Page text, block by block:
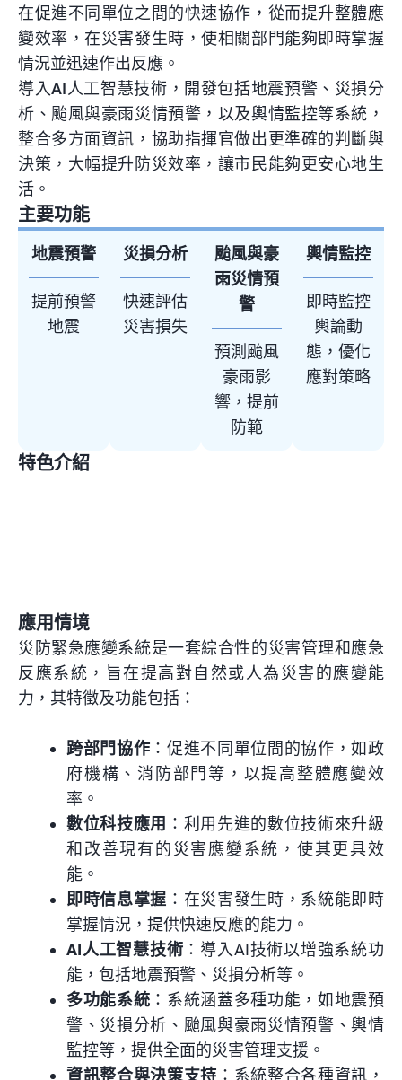
在促進不同單位之間的快速協作，從而提升整體應
變效率，在災害發生時，使相關部門能夠即時掌握
情況並迅速作出反應。
導入AI人工智慧技術，開發包括地震預警、災損分
析、颱風與豪雨災情預警，以及輿情監控等系統，
整合多方面資訊，協助指揮官做出更準確的判斷與
決策，大幅提升防災效率，讓市民能夠更安心地生
活。
主要功能
地震預警
提前預警
地震
災損分析
快速評估
災害損失
颱風與豪
雨災情預
警
預測颱風
豪雨影
響，提前
防範
輿情監控
即時監控
輿論動
態，優化
應對策略
特色介紹
應用情境
災防緊急應變系統是一套綜合性的災害管理和應急
反應系統，旨在提高對自然或人為災害的應變能
力，其特徵及功能包括：
跨部門協作 ：促進不同單位間的協作，如政
府機構、消防部門等，以提高整體應變效
率。
數位科技應用 ：利用先進的數位技術來升級
和改善現有的災害應變系統，使其更具效
能。
即時信息掌握 ：在災害發生時，系統能即時
掌握情況，提供快速反應的能力。
AI人工智慧技術 ：導入AI技術以增強系統功
能，包括地震預警、災損分析等。
多功能系統 ：系統涵蓋多種功能，如地震預
警、災損分析、颱風與豪雨災情預警、輿情
監控等，提供全面的災害管理支援。
資訊整合與決策支持 ：系統整合各種資訊，